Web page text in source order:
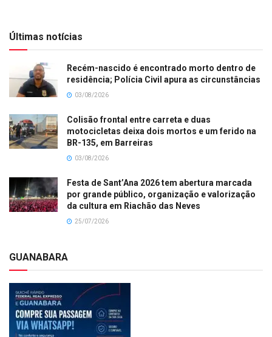
Últimas notícias
Recém-nascido é encontrado morto dentro de
residência; Polícia Civil apura as circunstâncias
03/08/2026
Colisão frontal entre carreta e duas
motocicletas deixa dois mortos e um ferido na
BR-135, em Barreiras
03/08/2026
Festa de Sant’Ana 2026 tem abertura marcada
por grande público, organização e valorização
da cultura em Riachão das Neves
25/07/2026
GUANABARA